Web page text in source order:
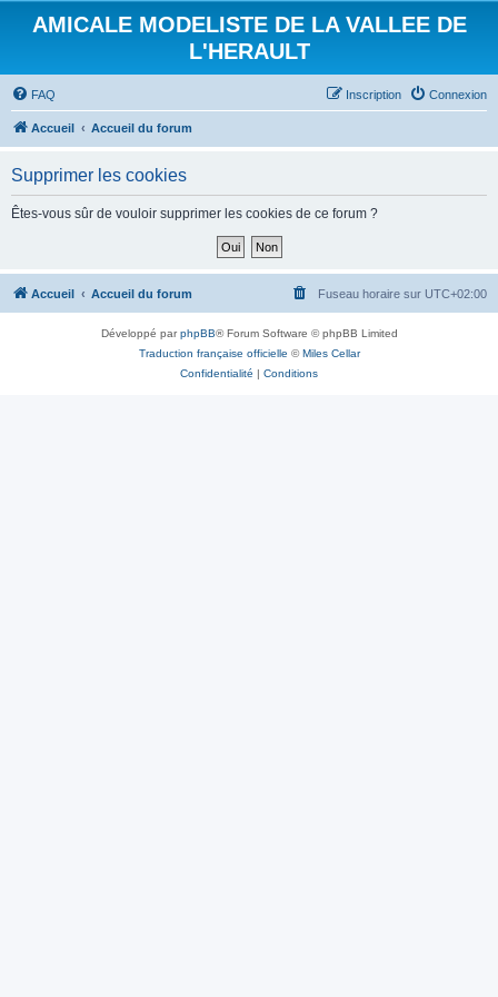
AMICALE MODELISTE DE LA VALLEE DE
L'HERAULT
FAQ Connexion
Inscription
Accueil Accueil du forum
Supprimer les cookies
Êtes-vous sûr de vouloir supprimer les cookies de ce forum ?
Accueil Accueil du forum Fuseau horaire sur UTC+02:00
Développé parphpBB® Forum Software © phpBB Limited
Traduction française officielle ©Miles Cellar
Confidentialité | Conditions